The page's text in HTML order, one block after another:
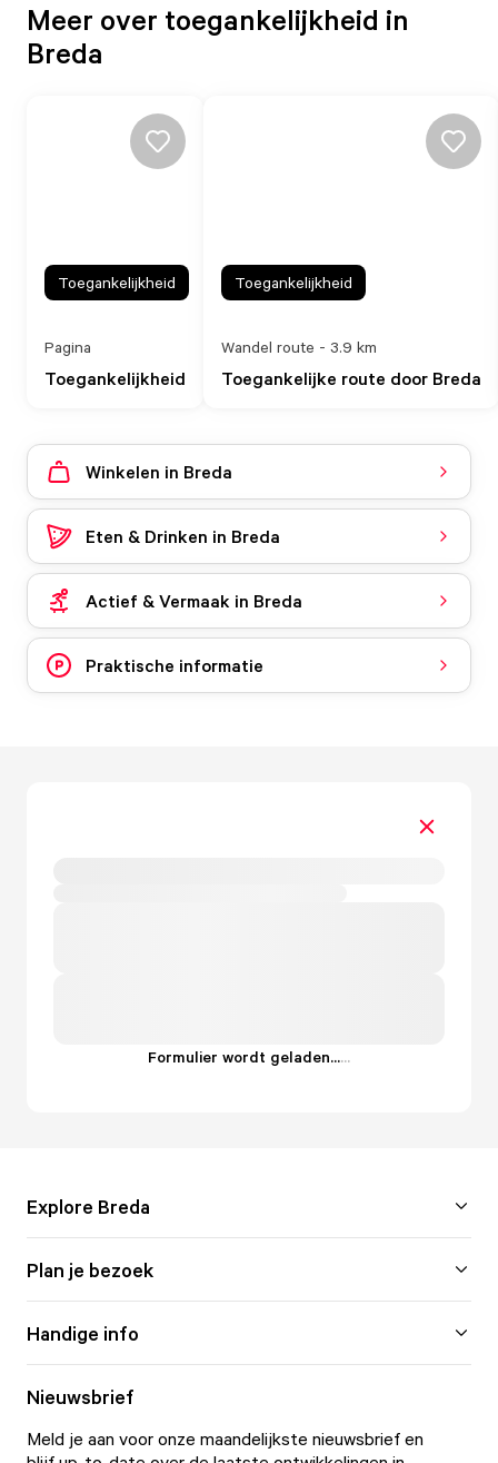
Meer over toegankelijkheid in
Breda
Toegankelijkheid
Pagina
Toegankelijkheid
Toegankelijke route door Breda
Wandel route - 3.9 km
Toegankelijkheid
Winkelen in Breda
Eten & Drinken in Breda
Actief & Vermaak in Breda
Praktische informatie
Formulier wordt geladen......
Explore Breda
Plan je bezoek
Handige info
Nieuwsbrief
Meld je aan voor onze maandelijkste nieuwsbrief en